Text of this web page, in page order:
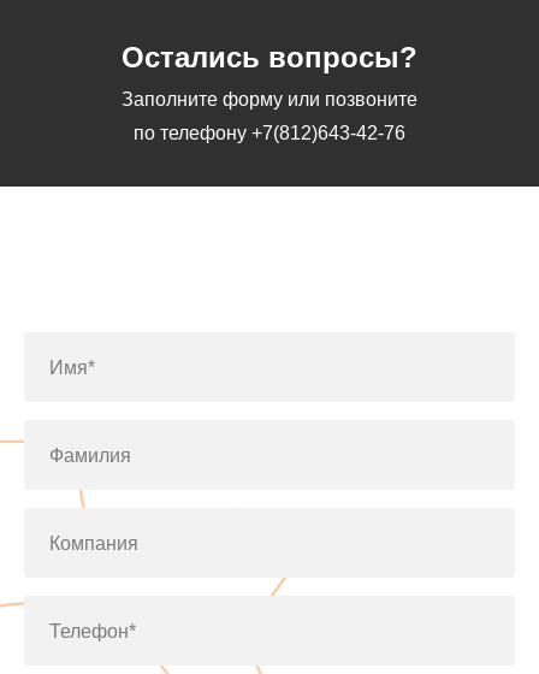
Остались вопросы?
Заполните форму или позвоните
по телефону +7(812)643-42-76
Имя*
Фамилия
Компания
Телефон*